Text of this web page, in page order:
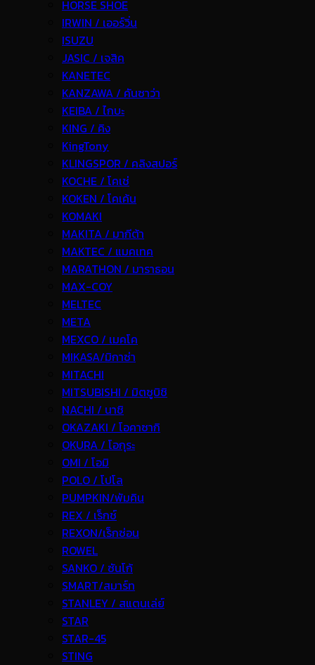
HORSE SHOE
IRWIN / เออร์วิ่น
ISUZU
JASIC / เจสิค
KANETEC
KANZAWA / คันซาว่า
KEIBA / ไกบะ
KING / คิง
KingTony
KLINGSPOR / คลิงสปอร์
KOCHE / โคเช่
KOKEN / โคเค้น
KOMAKI
MAKITA / มากีต้า
MAKTEC / แมคเทค
MARATHON / มาราธอน
MAX-COY
MELTEC
META
MEXCO / เมคโค
MIKASA/มิกาซ่า
MITACHI
MITSUBISHI / มิตซูบิชิ
NACHI / นาชิ
OKAZAKI / โอคาซากิ
OKURA / โอกุระ
OMI / โอมิ
POLO / โปโล
PUMPKIN/พัมคิน
REX / เร็กช์
REXON/เร็กซ่อน
ROWEL
SANKO / ซันโก้
SMART/สมาร์ท
STANLEY / สแตนเล่ย์
STAR
STAR-45
STING